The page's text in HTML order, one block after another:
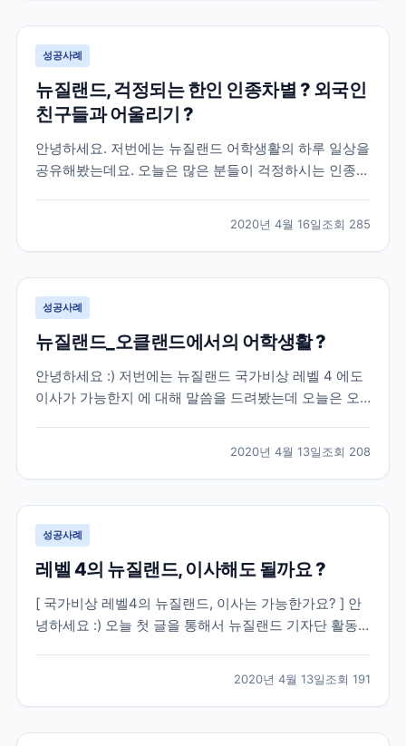
성공사례
뉴질랜드, 걱정되는 한인 인종차별 ? 외국인
친구들과 어울리기 ?
안녕하세요. 저번에는 뉴질랜드 어학생활의 하루 일상을
공유해봤는데요. 오늘은 많은 분들이 걱정하시는 인종차
실제 분위기는 어떤지 전해드리고자 해요 : ) * 집중 * [
말 많은 인종차별, 오클랜드 내에서의 체감은 어...
2020년 4월 16일조회 285
성공사례
뉴질랜드_오클랜드에서의 어학생활 ?
안녕하세요 :) 저번에는 뉴질랜드 국가비상 레벨 4 에도
이사가 가능한지 에 대해 말씀을 드려봤는데 오늘은 오
할까요 ? ] 우선 이 글을 보시는 분들 중에 많은 분들이
어학연수를 생각하고 계신 분들이 계시겠다는 생...
2020년 4월 13일조회 208
성공사례
레벨 4의 뉴질랜드, 이사해도 될까요 ?
[ 국가비상 레벨4의 뉴질랜드, 이사는 가능한가요? ] 안
녕하세요 :) 오늘 첫 글을 통해서 뉴질랜드 기자단 활동
도 늘 궁금해 물어보고 싶을만한 정보가 무엇일까 생각
해보았습니다 ㅎㅎ 아무래도 요즘 상황에는 코로나 바
이...
2020년 4월 13일조회 191